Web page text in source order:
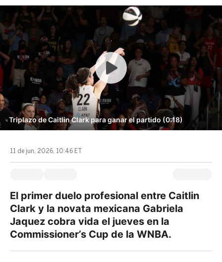
Triplazo de Caitlin Clark para ganar el partido (0:18)
11 de jun, 2026, 10:46 ET
El primer duelo profesional entre Caitlin
Clark y la novata mexicana Gabriela
Jaquez cobra vida el jueves en la
Commissioner’s Cup de la WNBA.